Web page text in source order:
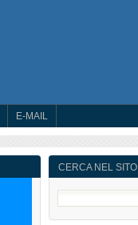
E-MAIL
CERCA NEL SITO